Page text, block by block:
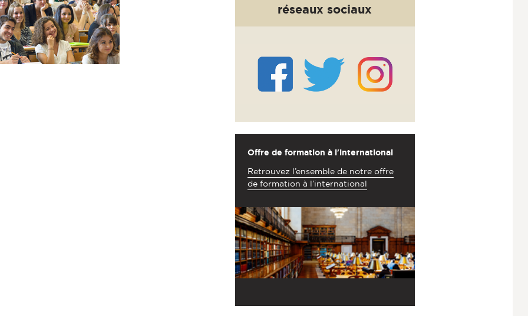
réseaux sociaux
Offre de formation à l'international
Retrouvez l’ensemble de notre offre
de formation à l’international